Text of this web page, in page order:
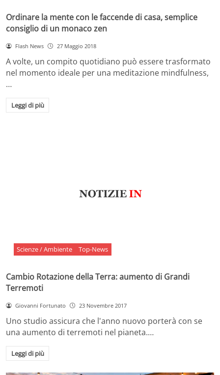
Ordinare la mente con le faccende di casa, semplice
consiglio di un monaco zen
Flash News 27 Maggio 2018
A volte, un compito quotidiano può essere trasformato
nel momento ideale per una meditazione mindfulness,
…
Leggi di più
Scienze / Ambiente Top-News
Cambio Rotazione della Terra: aumento di Grandi
Terremoti
Giovanni Fortunato 23 Novembre 2017
Uno studio assicura che l'anno nuovo porterà con se
una aumento di terremoti nel pianeta.…
Leggi di più